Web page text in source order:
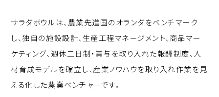
サラダボウルは、農業先進国のオランダをベンチマーク
し、独自の施設設計、生産工程マネージメント、商品マー
ケティング、週休二日制・賞与を取り入れた報酬制度、人
材育成モデルを確立し、産業ノウハウを取り入れ作業を見
える化した農業ベンチャーです。